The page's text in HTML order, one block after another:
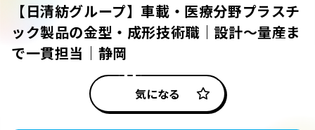
【日清紡グループ】車載・医療分野プラスチ
ック製品の金型・成形技術職｜設計〜量産ま
で一貫担当｜静岡
気になる